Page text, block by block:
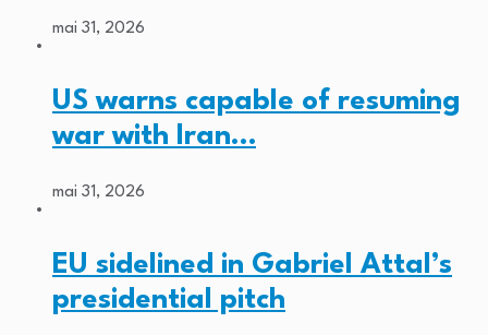
mai 31, 2026
US warns capable of resuming
war with Iran…
mai 31, 2026
EU sidelined in Gabriel Attal’s
presidential pitch